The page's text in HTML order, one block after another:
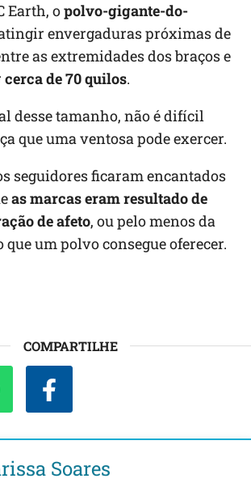
Earth, opolvo-gigante-do-
envergaduras próximas de
as extremidades dos braços e
cerca de 70 quilos.
desse tamanho, não é difícil
que uma ventosa pode exercer.
seguidores ficaram encantados
as marcas eram resultado de
de afeto, ou pelo menos da
que um polvo consegue oferecer.
COMPARTILHE
Soares